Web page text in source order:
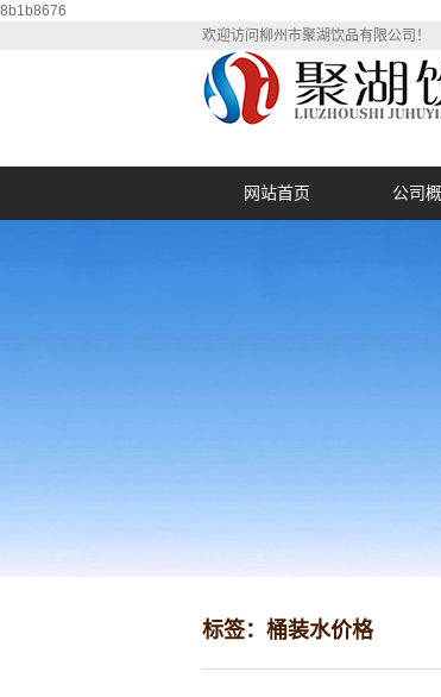
8b1b8676
欢迎访问柳州市聚湖饮品有限公司！
网站首页 公司
标签：桶装水价格